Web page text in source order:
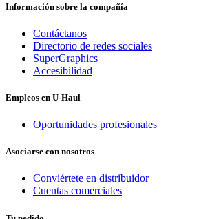
Información sobre la compañía
Contáctanos
Directorio de redes sociales
SuperGraphics
Accesibilidad
Empleos en U-Haul
Oportunidades profesionales
Asociarse con nosotros
Conviértete en distribuidor
Cuentas comerciales